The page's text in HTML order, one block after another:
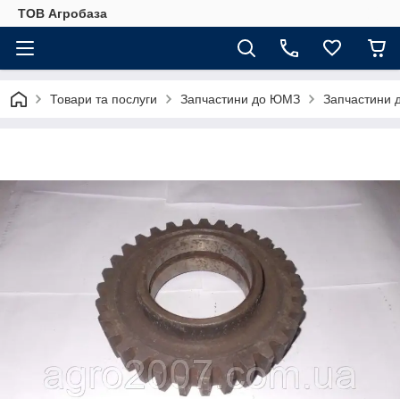
ТОВ Агробаза
Товари та послуги Запчастини до ЮМЗ